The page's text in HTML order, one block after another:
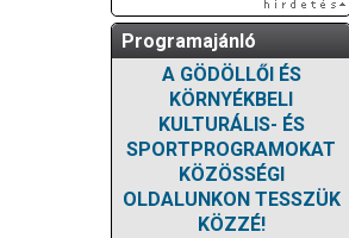
Programajánló
A GÖDÖLLŐI ÉS
KÖRNYÉKBELI
KULTURÁLIS- ÉS
SPORTPROGRAMOKAT
KÖZÖSSÉGI
OLDALUNKON TESSZÜK
KÖZZÉ!